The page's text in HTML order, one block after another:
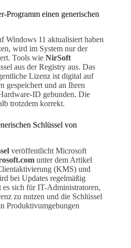
Programm einen generischen
Windows 11 aktualisiert haben
wird im System nur der
Tools wie NirSoft
aus der Registry aus. Das
Lizenz ist digital auf
gespeichert und an Ihren
ID gebunden. Die
trotzdem korrekt.
Schlüssel von
veröffentlicht Microsoft
unter dem Artikel
(KMS) und
bei Updates regelmäßig
sich für IT-Administratoren,
zu nutzen und die Schlüssel
Produktivumgebungen